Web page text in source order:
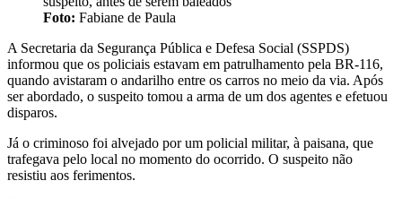
Foto: Fabiane de Paula
A Secretaria da Segurança Pública e Defesa Social (SSPDS)
informou que os policiais estavam em patrulhamento pela BR-116,
quando avistaram o andarilho entre os carros no meio da via. Após
ser abordado, o suspeito tomou a arma de um dos agentes e efetuou
disparos.
Já o criminoso foi alvejado por um policial militar, à paisana, que
trafegava pelo local no momento do ocorrido. O suspeito não
resistiu aos ferimentos.